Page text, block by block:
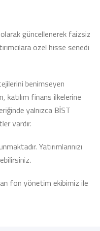
güncellenerek faizsiz
özel hisse senedi
benimseyen
katılım finans ilkelerine
yalnızca BİST
vardır.
Yatırımlarınızı
fon yönetim ekibimiz ile